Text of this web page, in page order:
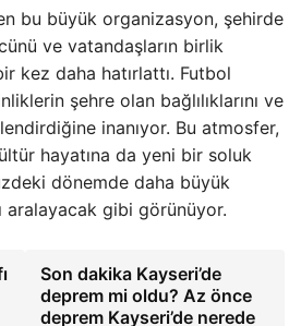
bu büyük organizasyon, şehirde
ve vatandaşların birlik
kez daha hatırlattı. Futbol
şehre olan bağlılıklarını ve
inanıyor. Bu atmosfer,
hayatına da yeni bir soluk
dönemde daha büyük
aralayacak gibi görünüyor.
Son dakika Kayseri’de
deprem mi oldu? Az önce
deprem Kayseri’de nerede